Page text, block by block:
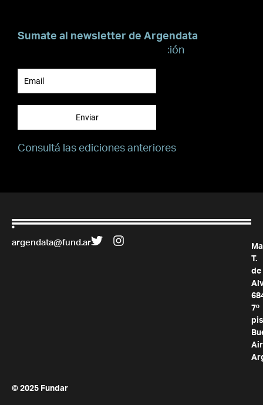
Sumate al newsletter de Argendata
Suscribite para recibir información
Enviar
Consultá las ediciones anteriores
argendata@fund.ar
T.
de
7º
© 2025 Fundar